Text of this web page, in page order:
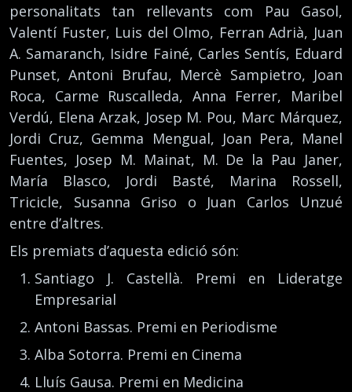
personalitats tan rellevants com Pau Gasol,
Valentí Fuster, Luis del Olmo, Ferran Adrià, Juan
A. Samaranch, Isidre Fainé, Carles Sentís, Eduard
Punset, Antoni Brufau, Mercè Sampietro, Joan
Roca, Carme Ruscalleda, Anna Ferrer, Maribel
Verdú, Elena Arzak, Josep M. Pou, Marc Márquez,
Jordi Cruz, Gemma Mengual, Joan Pera, Manel
Fuentes, Josep M. Mainat, M. De la Pau Janer,
María Blasco, Jordi Basté, Marina Rossell,
Tricicle, Susanna Griso o Juan Carlos Unzué
entre d’altres.
Els premiats d’aquesta edició són:
Santiago J. Castellà. Premi en Lideratge
Empresarial
Antoni Bassas. Premi en Periodisme
Alba Sotorra. Premi en Cinema
Lluís Gausa. Premi en Medicina